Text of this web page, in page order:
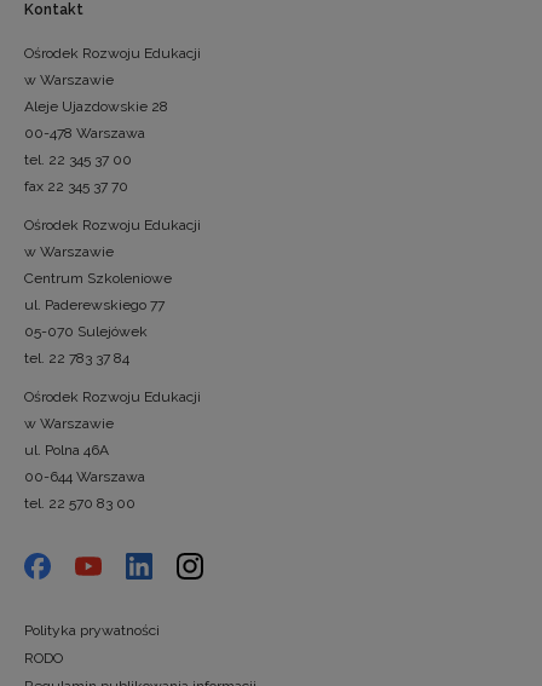
Kontakt
Ośrodek Rozwoju Edukacji
w Warszawie
Aleje Ujazdowskie 28
00-478 Warszawa
tel. 22 345 37 00
fax 22 345 37 70
Ośrodek Rozwoju Edukacji
w Warszawie
Centrum Szkoleniowe
ul. Paderewskiego 77
05-070 Sulejówek
tel. 22 783 37 84
Ośrodek Rozwoju Edukacji
w Warszawie
ul. Polna 46A
00-644 Warszawa
tel. 22 570 83 00
Polityka prywatności
RODO